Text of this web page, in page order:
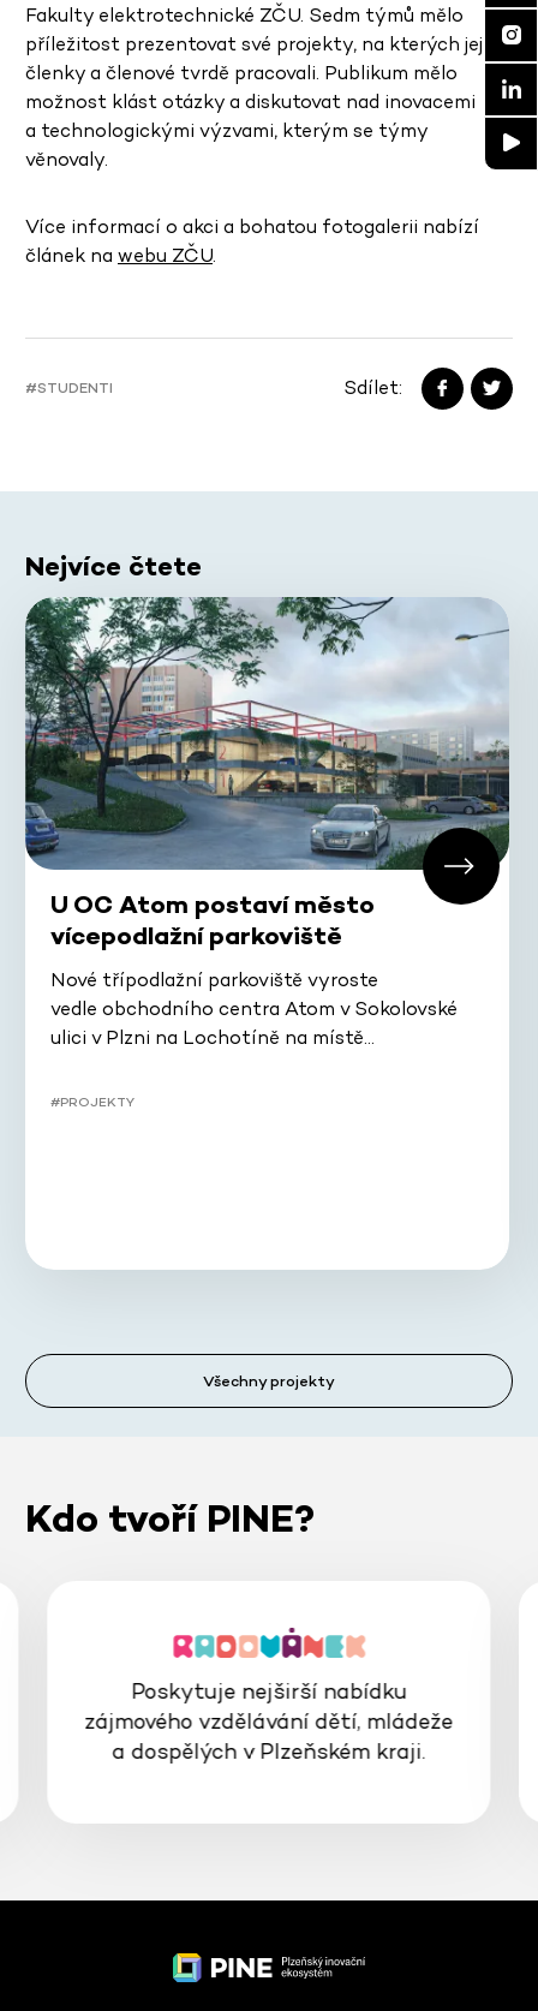
Fakulty elektrotechnické ZČU. Sedm týmů mělo
příležitost prezentovat své projekty, na kterých jejich
členky a členové tvrdě pracovali. Publikum mělo
možnost klást otázky a diskutovat nad inovacemi
a technologickými výzvami, kterým se týmy
věnovaly.
Více informací o akci a bohatou fotogalerii nabízí
článek na webu ZČU.
#STUDENTI Sdílet:
Nejvíce čtete
U OC Atom postaví město
vícepodlažní parkoviště
Nové třípodlažní parkoviště vyroste
vedle obchodního centra Atom v Sokolovské
ulici v Plzni na Lochotíně na místě…
#PROJEKTY
Všechny projekty
Kdo tvoří PINE?
Poskytuje nejširší nabídku
zájmového vzdělávání dětí, mládeže
a dospělých v Plzeňském kraji.